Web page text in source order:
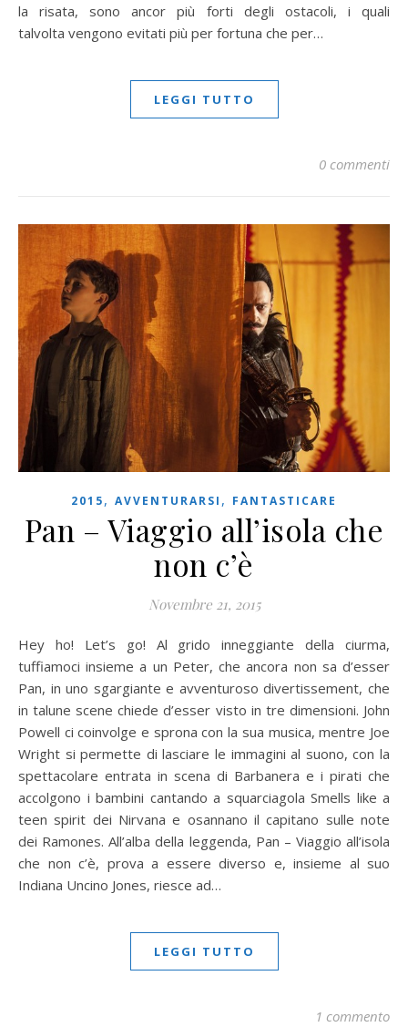
la risata, sono ancor più forti degli ostacoli, i quali
talvolta vengono evitati più per fortuna che per…
LEGGI TUTTO
0 commenti
2015, AVVENTURARSI , FANTASTICARE
Pan – Viaggio all’isola che
non c’è
Novembre 21, 2015
Hey ho! Let’s go! Al grido inneggiante della ciurma,
tuffiamoci insieme a un Peter, che ancora non sa d’esser
Pan, in uno sgargiante e avventuroso divertissement, che
in talune scene chiede d’esser visto in tre dimensioni. John
Powell ci coinvolge e sprona con la sua musica, mentre Joe
Wright si permette di lasciare le immagini al suono, con la
spettacolare entrata in scena di Barbanera e i pirati che
accolgono i bambini cantando a squarciagola Smells like a
teen spirit dei Nirvana e osannano il capitano sulle note
dei Ramones. All’alba della leggenda, Pan – Viaggio all’isola
che non c’è, prova a essere diverso e, insieme al suo
Indiana Uncino Jones, riesce ad…
LEGGI TUTTO
1 commento